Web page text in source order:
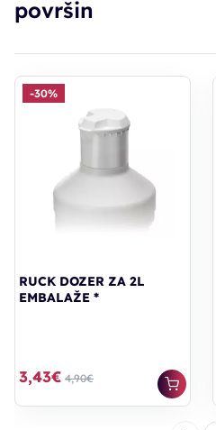
površin
-30%
RUCK DOZER ZA 2L
EMBALAŽE *
3,43€ 4,90€